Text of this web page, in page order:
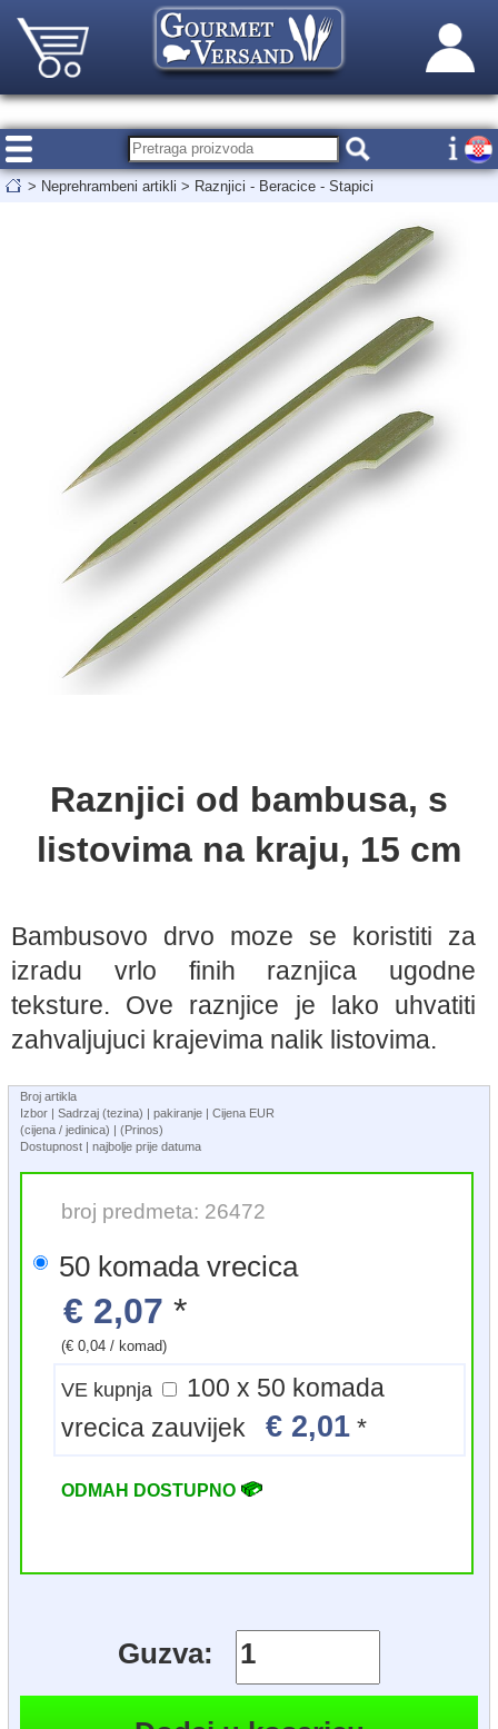
> Neprehrambeni artikli > Raznjici - Beracice - Stapici
Raznjici od bambusa, s
listovima na kraju, 15 cm
Bambusovo drvo moze se koristiti za
izradu vrlo finih raznjica ugodne
teksture. Ove raznjice je lako uhvatiti
zahvaljujuci krajevima nalik listovima.
Broj artikla
Izbor | Sadrzaj (tezina) | pakiranje | Cijena EUR
(cijena / jedinica) | (Prinos)
Dostupnost | najbolje prije datuma
broj predmeta: 26472
50 komada vrecica
€ 2,07 *
(€ 0,04 / komad)
VE kupnja
100 x 50 komada
vrecica zauvijek€ 2,01 *
ODMAH DOSTUPNO
Guzva: